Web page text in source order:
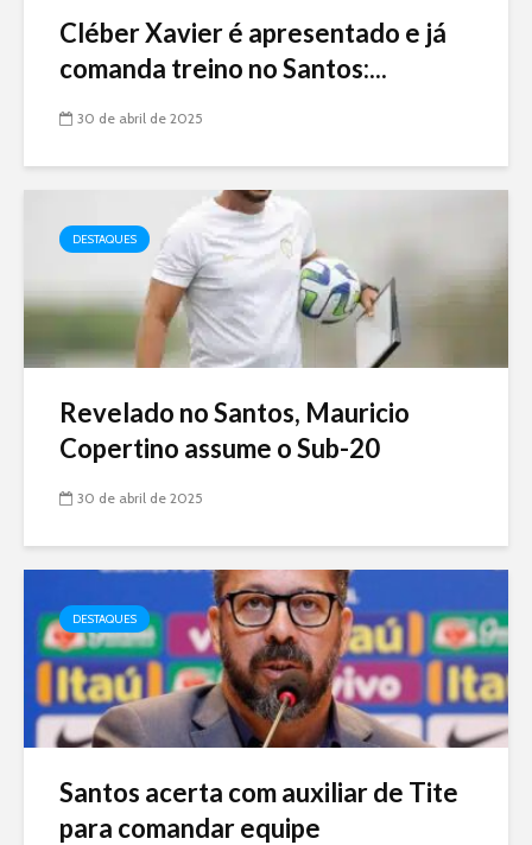
Cléber Xavier é apresentado e já
comanda treino no Santos:...
30 de abril de 2025
DESTAQUES
Revelado no Santos, Mauricio
Copertino assume o Sub-20
30 de abril de 2025
DESTAQUES
Santos acerta com auxiliar de Tite
para comandar equipe